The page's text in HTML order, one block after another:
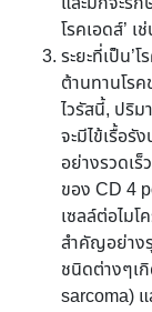
โรคเอดส์’ เ
ระยะที่เป็น’
ต้านทานโร
ไวรัสนี้, ปริม
จะมีไข้เรื้อ
อย่างรวดเร็
ของ CD 4
เซลล์ต่อไมโ
สำคัญอย่าง
ชนิดต่างๆเ
sarcoma) แ